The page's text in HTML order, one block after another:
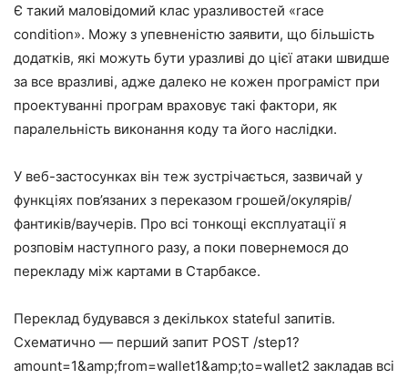
Є такий маловідомий клас уразливостей «race
condition». Можу з упевненістю заявити, що більшість
додатків, які можуть бути уразливі до цієї атаки швидше
за все вразливі, адже далеко не кожен програміст при
проектуванні програм враховує такі фактори, як
паралельність виконання коду та його наслідки.
У веб-застосунках він теж зустрічається, зазвичай у
функціях пов’язаних з переказом грошей/окулярів/
фантиків/ваучерів. Про всі тонкощі експлуатації я
розповім наступного разу, а поки повернемося до
перекладу між картами в Старбаксе.
Переклад будувався з декількох stateful запитів.
Схематично — перший запит POST /step1?
amount=1&amp;from=wallet1&amp;to=wallet2 закладав всі